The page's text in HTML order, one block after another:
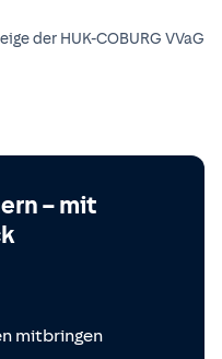
der HUK-COBURG VVaG
– mit
mitbringen